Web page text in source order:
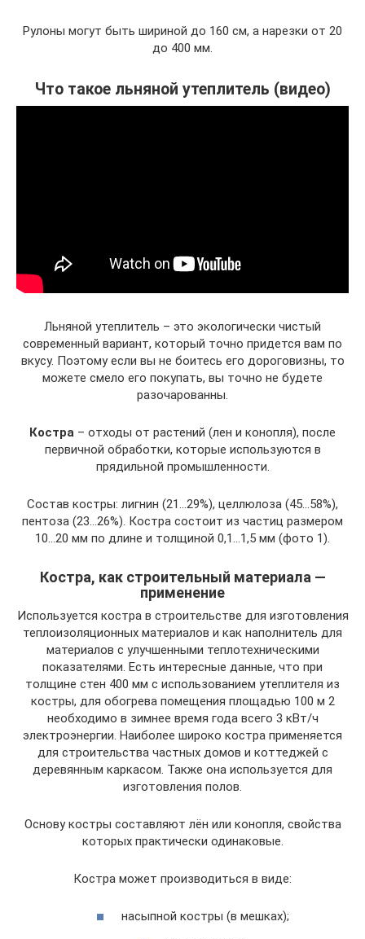
Рулоны могут быть шириной до 160 см, а нарезки от 20
до 400 мм.
Что такое льняной утеплитель (видео)
Льняной утеплитель – это экологически чистый
современный вариант, который точно придется вам по
вкусу. Поэтому если вы не боитесь его дороговизны, то
можете смело его покупать, вы точно не будете
разочарованны.
Костра – отходы от растений (лен и конопля), после
первичной обработки, которые используются в
прядильной промышленности.
Состав костры: лигнин (21…29%), целлюлоза (45…58%),
пентоза (23…26%). Костра состоит из частиц размером
10…20 мм по длине и толщиной 0,1…1,5 мм (фото 1).
Костра, как строительный материала —
применение
Используется костра в строительстве для изготовления
теплоизоляционных материалов и как наполнитель для
материалов с улучшенными теплотехническими
показателями. Есть интересные данные, что при
толщине стен 400 мм с использованием утеплителя из
костры, для обогрева помещения площадью 100 м 2
необходимо в зимнее время года всего 3 кВт/ч
электроэнергии. Наиболее широко костра применяется
для строительства частных домов и коттеджей с
деревянным каркасом. Также она используется для
изготовления полов.
Основу костры составляют лён или конопля, свойства
которых практически одинаковые.
Костра может производиться в виде:
насыпной костры (в мешках);